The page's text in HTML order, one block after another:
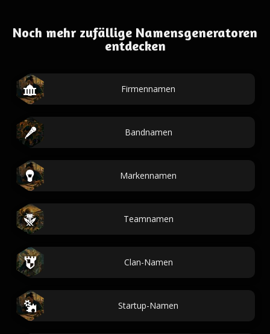
Noch mehr zufällige Namensgeneratoren
entdecken
Firmennamen
Bandnamen
Markennamen
Teamnamen
Clan-Namen
Startup-Namen